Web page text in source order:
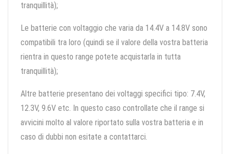
tranquillità);
Le batterie con voltaggio che varia da 14.4V a 14.8V sono
compatibili tra loro (quindi se il valore della vostra batteria
rientra in questo range potete acquistarla in tutta
tranquillità);
Altre batterie presentano dei voltaggi specifici tipo: 7.4V,
12.3V, 9.6V etc. In questo caso controllate che il range si
avvicini molto al valore riportato sulla vostra batteria e in
caso di dubbi non esitate a contattarci.